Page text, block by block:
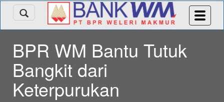
BPR WM Bantu Tutuk
Bangkit dari
Keterpurukan